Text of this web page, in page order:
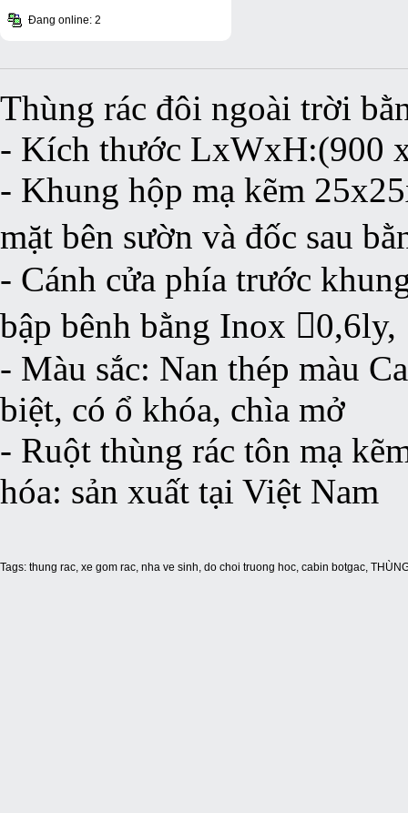
Đang online: 2
Thùng rác đôi ngoài trời
- Kích thước LxWxH:(900
- Khung hộp mạ kẽm
mặt bên sườn và đốc sau
- Cánh cửa phía trước
bập bênh bằng Inox 0,6ly,
- Màu sắc: Nan thép màu
biệt, có ổ khóa, chìa mở
- Ruột thùng rác tôn mạ
hóa: sản xuất tại Việt Nam
Tags: thung rac, xe gom rac, nha ve sinh, do choi truong hoc, cabin botgac,